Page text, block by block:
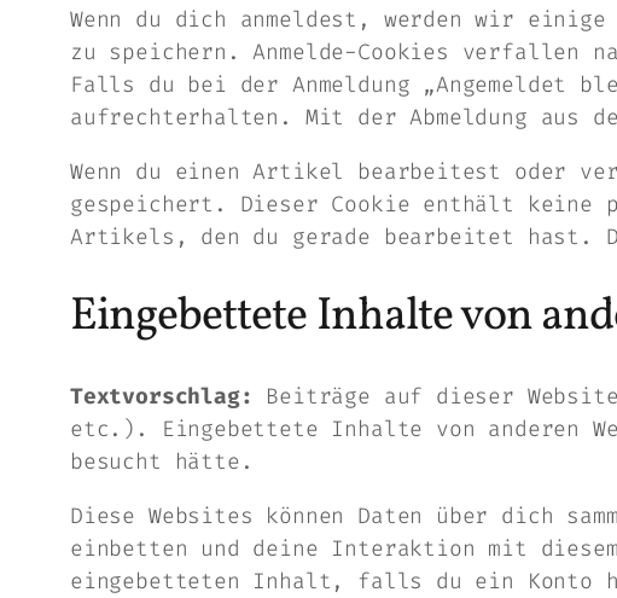
Wenn du dich anmeldest, werden wir
zu speichern. Anmelde-Cookies verfallen
Falls du bei der Anmeldung „Angemeldet
aufrechterhalten. Mit der Abmeldung aus
Wenn du einen Artikel bearbeitest oder
gespeichert. Dieser Cookie enthält keine
Artikels, den du gerade bearbeitet hast.
Eingebettete Inhalte von
Textvorschlag: Beiträge auf dieser
etc.). Eingebettete Inhalte von anderen
besucht hätte.
Diese Websites können Daten über dich
einbetten und deine Interaktion mit
eingebetteten Inhalt, falls du ein Konto